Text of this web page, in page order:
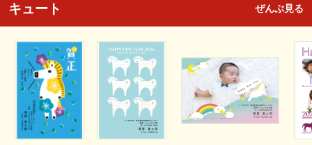
キュート ぜんぶ見る